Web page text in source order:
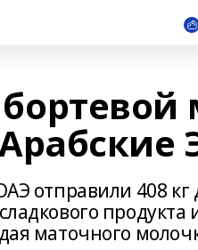
отправили 408 кг
маточного